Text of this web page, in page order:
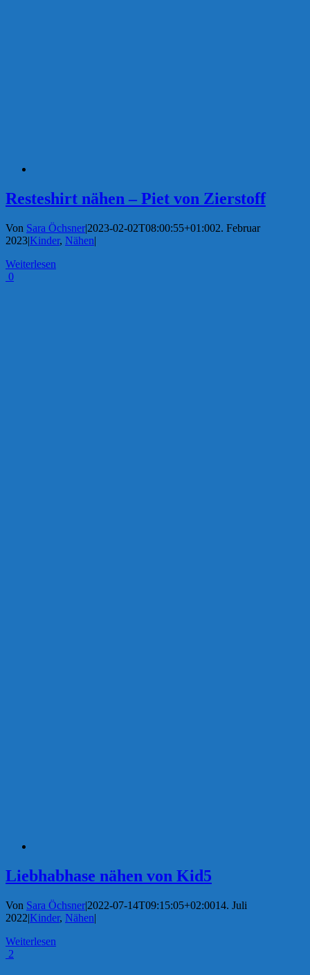
Resteshirt nähen – Piet von Zierstoff
Von Sara Öchsner|2023-02-02T08:00:55+01:002. Februar
2023|Kinder, Nähen|
Weiterlesen
0
Liebhabhase nähen von Kid5
Von Sara Öchsner|2022-07-14T09:15:05+02:0014. Juli
2022|Kinder, Nähen|
Weiterlesen
2